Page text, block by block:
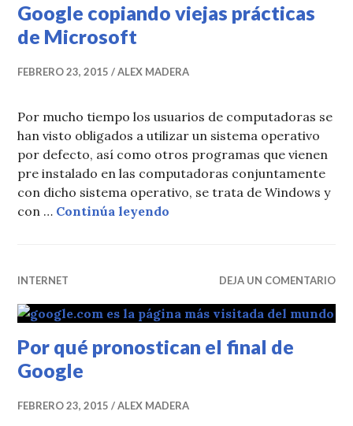
Google copiando viejas prácticas
de Microsoft
FEBRERO 23, 2015 ALEX MADERA
Por mucho tiempo los usuarios de computadoras se
han visto obligados a utilizar un sistema operativo
por defecto, así como otros programas que vienen
pre instalado en las computadoras conjuntamente
con dicho sistema operativo, se trata de Windows y
con … Continúa leyendo
INTERNET DEJA UN COMENTARIO
Por qué pronostican el final de
Google
FEBRERO 23, 2015 ALEX MADERA